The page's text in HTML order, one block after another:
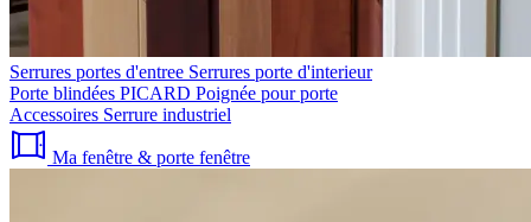
Serrures portes d'entree Serrures porte d'interieur
Porte blindées PICARD Poignée pour porte
Accessoires Serrure industriel
Ma fenêtre & porte fenêtre